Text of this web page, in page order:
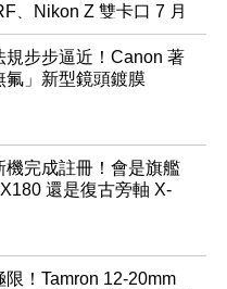
、Nikon Z 雙卡口 7 月
步登台
規步步逼近！Canon 著
氟」新型鏡頭鍍膜
機完成註冊！會是旗艦
還是復古旁軸 X-
限！Tamron 12-20mm